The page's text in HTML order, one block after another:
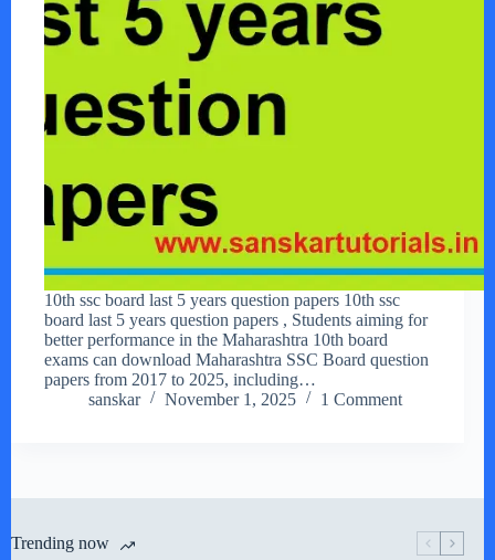
10th ssc board last 5 years question papers 10th ssc
board last 5 years question papers , Students aiming for
better performance in the Maharashtra 10th board
exams can download Maharashtra SSC Board question
papers from 2017 to 2025, including…
sanskar
November 1, 2025 1 Comment
Trending now